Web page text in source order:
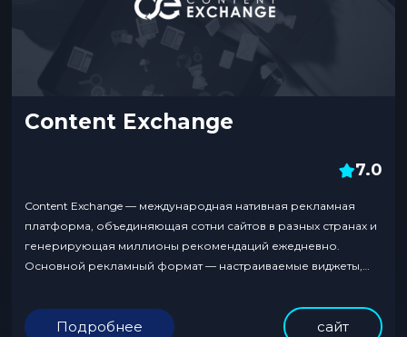
Content Exchange
7.0
Content Exchange — международная нативная рекламная
платформа, объединяющая сотни сайтов в разных странах и
генерирующая миллионы рекомендаций ежедневно.
Основной рекламный формат — настраиваемые виджеты,
предлагает рекламодателям персонализированную
рекламу с возможностью создания похожих аудиторий,
Подробнее сайт